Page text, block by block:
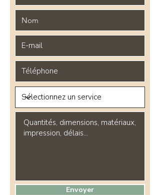
Envoyer